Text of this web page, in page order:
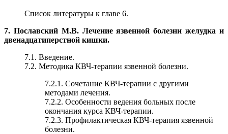
Список литературы к главе 6.
7. Пославский М.В. Лечение язвенной болезни желудка и
двенадцатиперстной кишки.
7.1. Введение.
7.2. Методика КВЧ-терапии язвенной болезни.
7.2.1. Сочетание КВЧ-терапии с другими
методами лечения.
7.2.2. Особенности ведения больных после
окончания курса КВЧ-терапии.
7.2.3. Профилактическая КВЧ-терапия язвенной
болезни.